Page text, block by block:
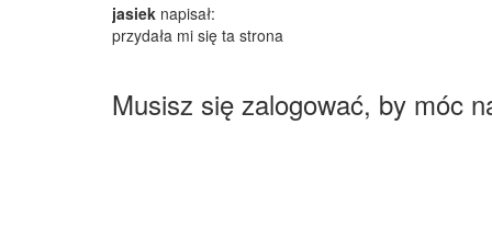
jasiek napisał:
przydała mi się ta strona
Musisz się zalogować, by móc